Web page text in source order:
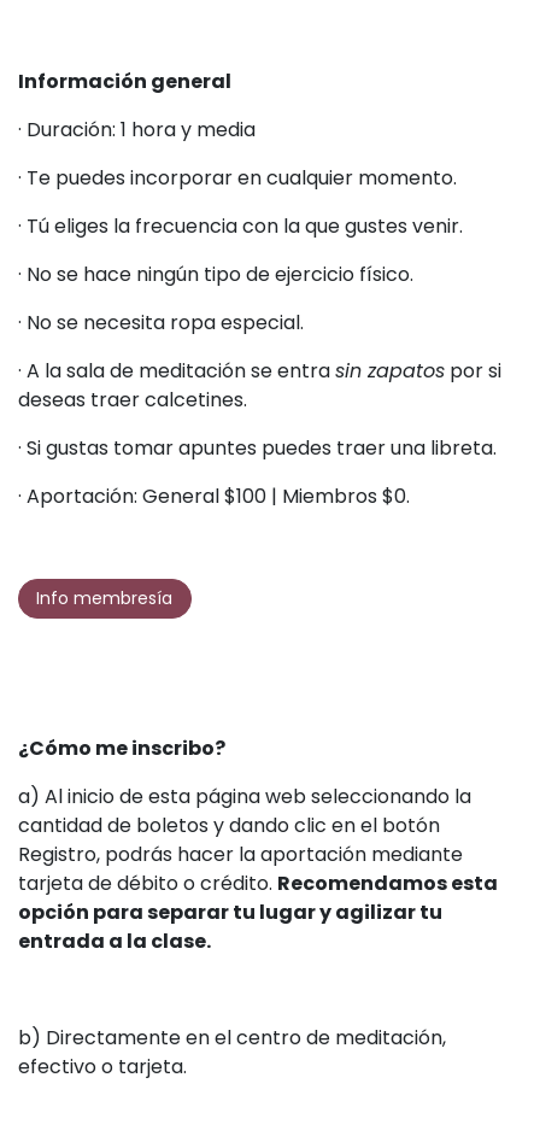
Información general
· Duración: 1 hora y media
· Te puedes incorporar en cualquier momento.
· Tú eliges la frecuencia con la que gustes venir.
· No se hace ningún tipo de ejercicio físico.
· No se necesita ropa especial.
· A la sala de meditación se entrasin zapatos por si
deseas traer calcetines.
· Si gustas tomar apuntes puedes traer una libreta.
· Aportación: General $100 | Miembros $0.
Info membresía
¿Cómo me inscribo?
a) Al inicio de esta página web seleccionando la
cantidad de boletos y dando clic en el botón
Registro, podrás hacer la aportación mediante
tarjeta de débito o crédito. Recomendamos esta
opción para separar tu lugar y agilizar tu
entrada a la clase.
b) Directamente en el centro de meditación,
efectivo o tarjeta.